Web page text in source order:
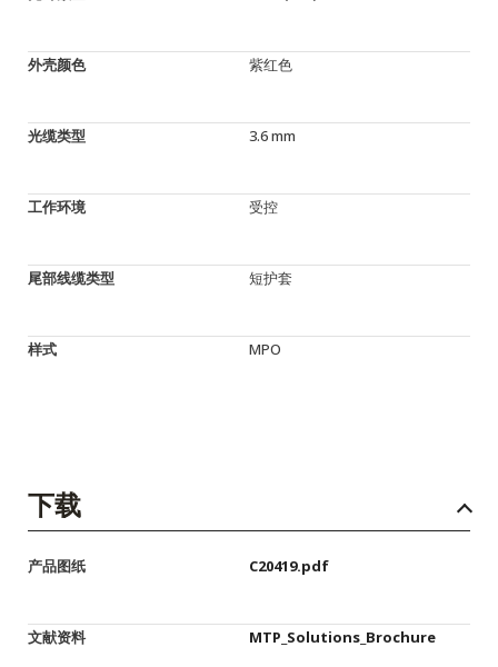
外壳颜色 紫红色
光缆类型 3.6 mm
工作环境 受控
尾部线缆类型 短护套
样式 MPO
下载
产品图纸 C20419.pdf
文献资料 MTP_Solutions_Brochure